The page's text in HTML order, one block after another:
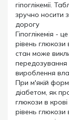
гіпоглікемії.
зручно носити
дорогу
Гіпоглікемія -
рівень глюкози
стан може
вироблення
При м'якій
діабетом, як
глюкози в
рівень